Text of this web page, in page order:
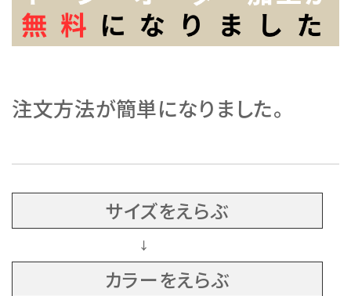
注文方法が簡単になりました。
サイズをえらぶ
↓
カラーをえらぶ